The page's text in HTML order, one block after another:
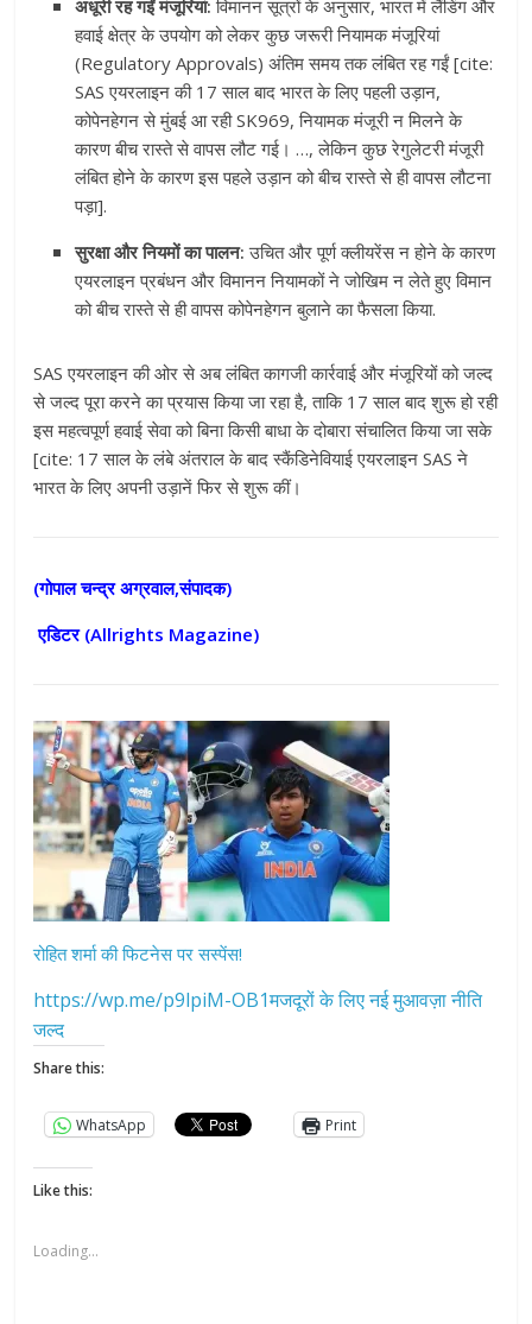
अधूरी रह गईं मंजूरियां: विमानन सूत्रों के अनुसार, भारत में लैंडिंग और
हवाई क्षेत्र के उपयोग को लेकर कुछ जरूरी नियामक मंजूरियां
(Regulatory Approvals) अंतिम समय तक लंबित रह गईं [cite:
SAS एयरलाइन की 17 साल बाद भारत के लिए पहली उड़ान,
कोपेनहेगन से मुंबई आ रही SK969, नियामक मंजूरी न मिलने के
कारण बीच रास्ते से वापस लौट गई। …, लेकिन कुछ रेगुलेटरी मंजूरी
लंबित होने के कारण इस पहले उड़ान को बीच रास्ते से ही वापस लौटना
पड़ा].
सुरक्षा और नियमों का पालन: उचित और पूर्ण क्लीयरेंस न होने के कारण
एयरलाइन प्रबंधन और विमानन नियामकों ने जोखिम न लेते हुए विमान
को बीच रास्ते से ही वापस कोपेनहेगन बुलाने का फैसला किया.
SAS एयरलाइन की ओर से अब लंबित कागजी कार्रवाई और मंजूरियों को जल्द
से जल्द पूरा करने का प्रयास किया जा रहा है, ताकि 17 साल बाद शुरू हो रही
इस महत्वपूर्ण हवाई सेवा को बिना किसी बाधा के दोबारा संचालित किया जा सके
[cite: 17 साल के लंबे अंतराल के बाद स्कैंडिनेवियाई एयरलाइन SAS ने
भारत के लिए अपनी उड़ानें फिर से शुरू कीं।
(गोपाल चन्द्र अग्रवाल,संपादक)
एडिटर (Allrights Magazine)
रोहित शर्मा की फिटनेस पर सस्पेंस!
https://wp.me/p9lpiM-OB1मजदूरों के लिए नई मुआवज़ा नीति
जल्द
Share this:
WhatsApp Print
Like this:
Loading...